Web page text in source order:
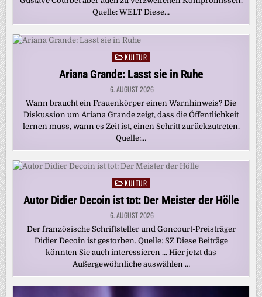
Quelle: WELT Diese…
Posted
in
KULTUR
Ariana Grande: Lasst sie in Ruhe
6. AUGUST 2026
Wann braucht ein Frauenkörper einen Warnhinweis? Die
Diskussion um Ariana Grande zeigt, dass die Öffentlichkeit
lernen muss, wann es Zeit ist, einen Schritt zurückzutreten.
Quelle:…
Posted
in
KULTUR
Autor Didier Decoin ist tot: Der Meister der Hölle
6. AUGUST 2026
Der französische Schriftsteller und Goncourt-Preisträger
Didier Decoin ist gestorben. Quelle: SZ Diese Beiträge
könnten Sie auch interessieren … Hier jetzt das
Außergewöhnliche auswählen …